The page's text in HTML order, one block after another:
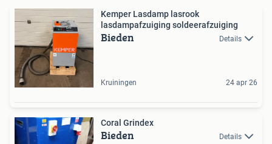
Kemper Lasdamp lasrook
lasdampafzuiging soldeerafzuiging
Bieden Details
Kruiningen 24 apr 26
Coral Grindex
Bieden Details